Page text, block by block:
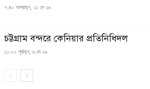
৭:৪০ অপরাহ্ন, ২১ মে ২৬
চট্টগ্রাম বন্দরে কেনিয়ার প্রতিনিধিদল
১১:০০ পূর্বাহ্ন, ৬ মে ২৬